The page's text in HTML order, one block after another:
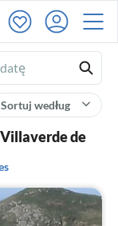
Sortuj według
de